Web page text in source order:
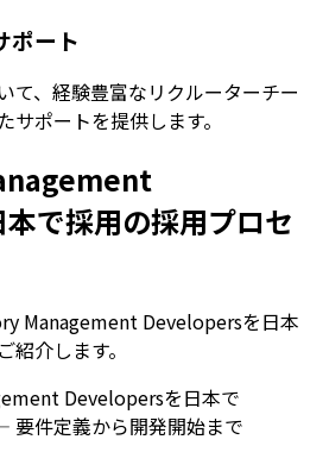
ポート
て、経験豊富なリクルーターチー
ポートを提供します。
で採用の採用プロセ
Management Developersを日本
介します。
Developersを日本で
要件定義から開発開始まで